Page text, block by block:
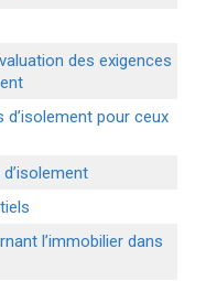
des exigences
d’isolement pour ceux
l’immobilier dans